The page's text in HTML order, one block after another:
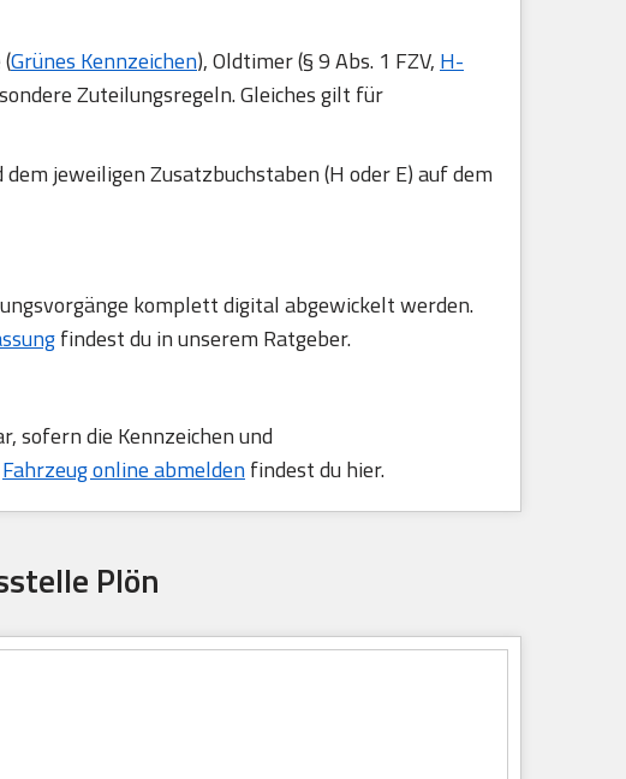
Grünes Kennzeichen), Oldtimer (§ 9 Abs. 1 FZV, H-
Zuteilungsregeln. Gleiches gilt für
jeweiligen Zusatzbuchstaben (H oder E) auf dem
komplett digital abgewickelt werden.
findest du in unserem Ratgeber.
sofern die Kennzeichen und
Fahrzeug online abmeldenfindest du hier.
Plön